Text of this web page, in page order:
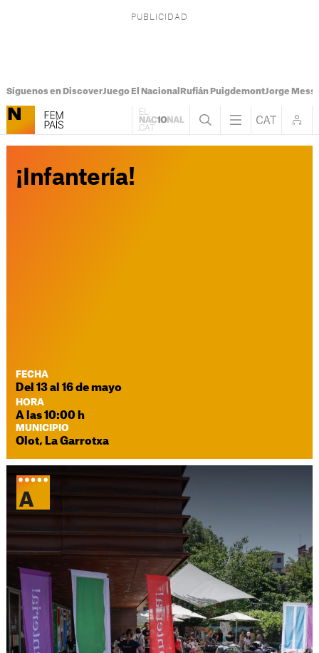
Síguenos en DiscoverJuego El Nacional Rufián PuigdemontJorge Messi
¡Infantería!
FECHA
Del 13 al 16 de mayo
HORA
A las 10:00 h
MUNICIPIO
Olot, La Garrotxa